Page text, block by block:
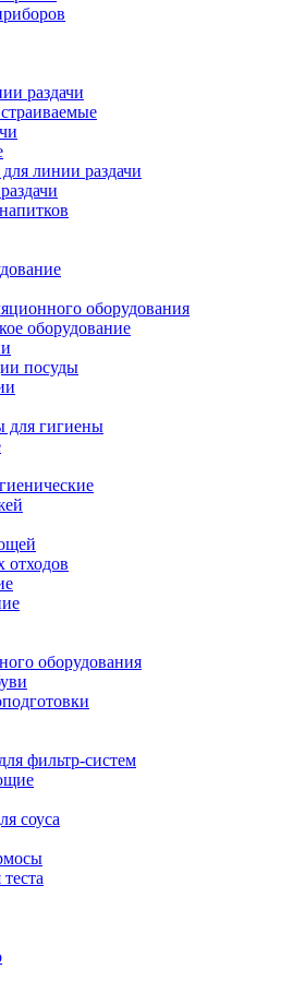
раздачи
линии раздачи
оборудования
оборудование
посуды
для гигиены
отходов
оборудования
фильтр-систем
соуса